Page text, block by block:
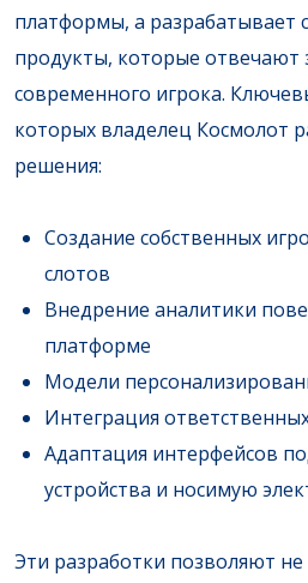
платформы, а разрабатывает
продукты, которые отвечают
современного игрока.
которых владелец Космолот
решения:
Создание собственных
слотов
Внедрение аналитики
платформе
Модели
Интеграция
Адаптация интерфейсов
устройства и носимую
Эти разработки позволяют